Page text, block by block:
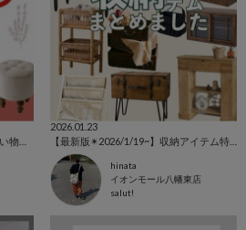
2026.01.23
【最新版✴︎2026/1/19~】収納アイテム特集
hinata
イオンモール八幡東店
salut!